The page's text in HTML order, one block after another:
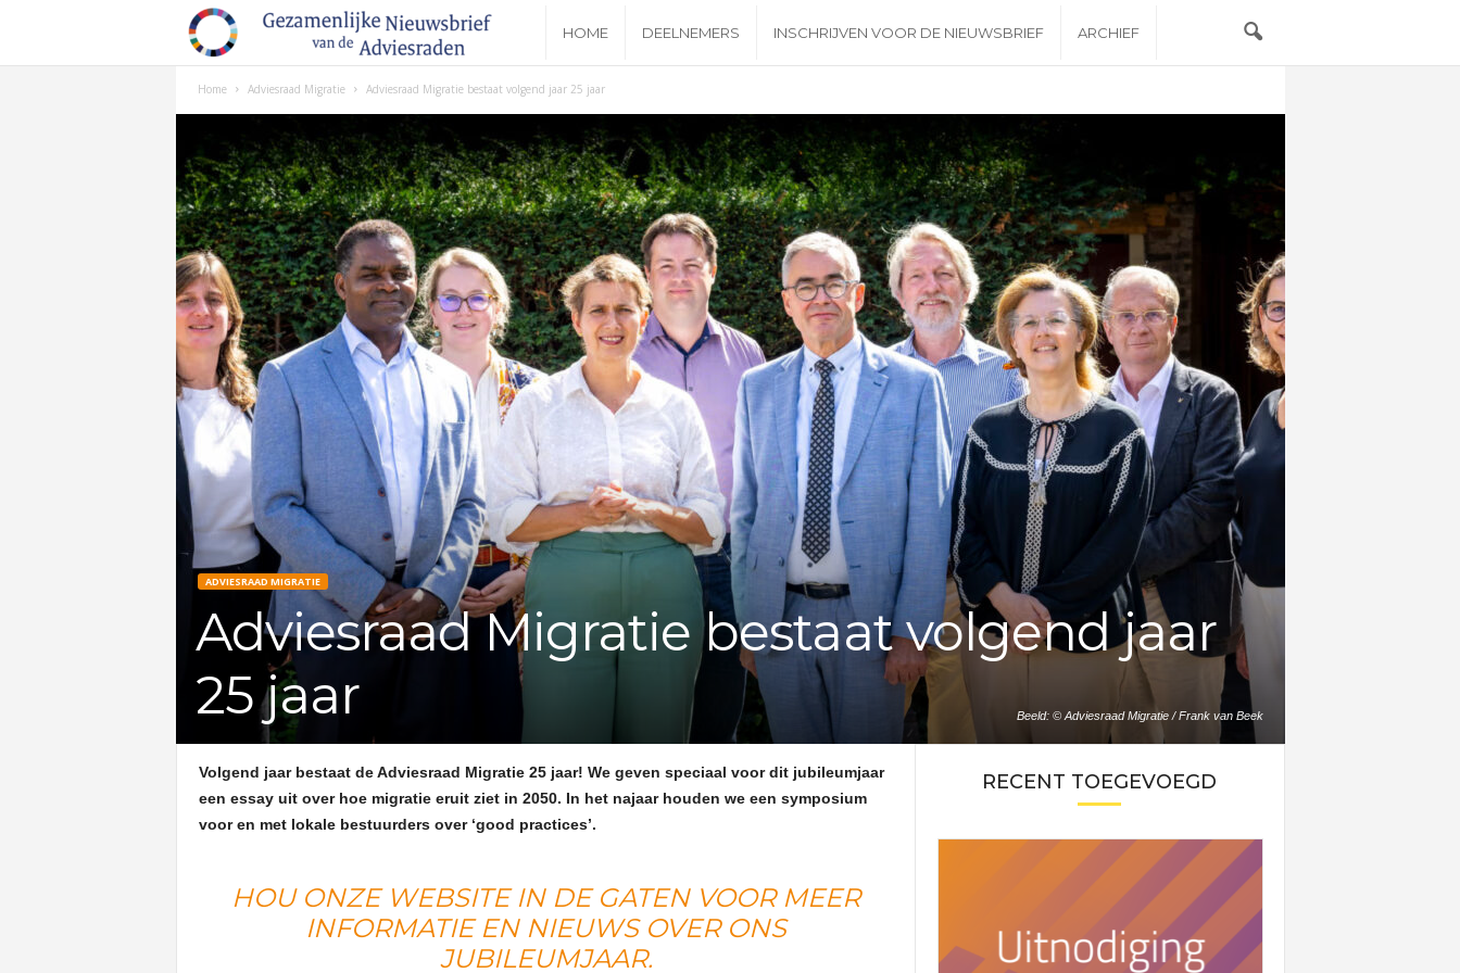
u
w
s
b
r
v
d
A
HOME DEELNEMERS INSCHRIJVEN VOOR DE NIEUWSBRIEF ARCHIEF
Home Adviesraad Migratie Adviesraad Migratie bestaat volgend jaar 25 jaar
Beeld: © Adviesraad Migratie / Frank van Beek
ADVIESRAAD MIGRATIE
Adviesraad Migratie bestaat volgend jaar
25 jaar
Volgend jaar bestaat de Adviesraad Migratie 25 jaar! We geven speciaal voor dit jubileumjaar
een essay uit over hoe migratie eruit ziet in 2050. In het najaar houden we een symposium
voor en met lokale bestuurders over ‘good practices’.
HOU ONZE WEBSITEIN DE GATEN VOOR MEER
INFORMATIE EN NIEUWS OVER ONS
JUBILEUMJAAR.
RECENT TOEGEVOEGD